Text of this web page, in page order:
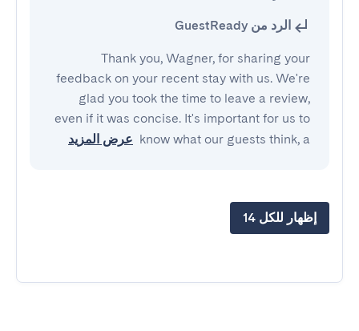
الرد من GuestReady
Thank you, Wagner, for sharing your
feedback on your recent stay with us. We're
glad you took the time to leave a review,
even if it was concise. It's important for us to
know what our guests think, a عرض المزيد
إظهار للكل 14